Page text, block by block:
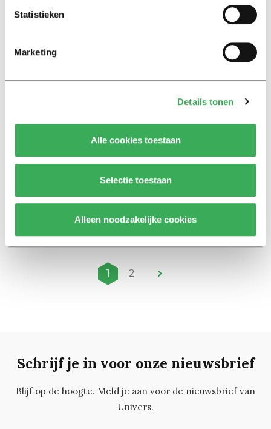
Statistieken
Marketing
Details tonen
Alle cookies toestaan
Selectie toestaan
Alleen noodzakelijke cookies
‘Nieuwe gedragscode mag niet
Hebben we nog een schandaal
nodig?
11 december 2017
Nieuws
1 2
Schrijf je in voor onze nieuwsbrief
Blijf op de hoogte. Meld je aan voor de nieuwsbrief van
Univers.